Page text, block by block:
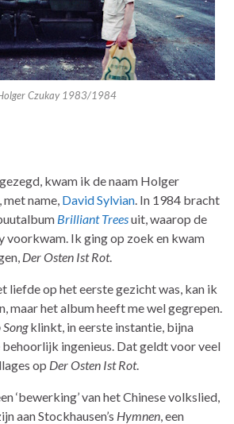
Czukay 1983/1984
kwam ik de naam Holger
met name, David Sylvian . In 1984 bracht
Brilliant Treesuit, waarop de
voorkwam. Ik ging op zoek en kwam
Der Osten Ist Rot.
liefde op het eerste gezicht was, kan ik
maar het album heeft me wel gegrepen.
klinkt, in eerste instantie, bijna
ingenieus. Dat geldt voor veel
op Der Osten Ist Rot.
‘bewerking’ van het Chinese volkslied,
aan Stockhausen’s Hymnen , een